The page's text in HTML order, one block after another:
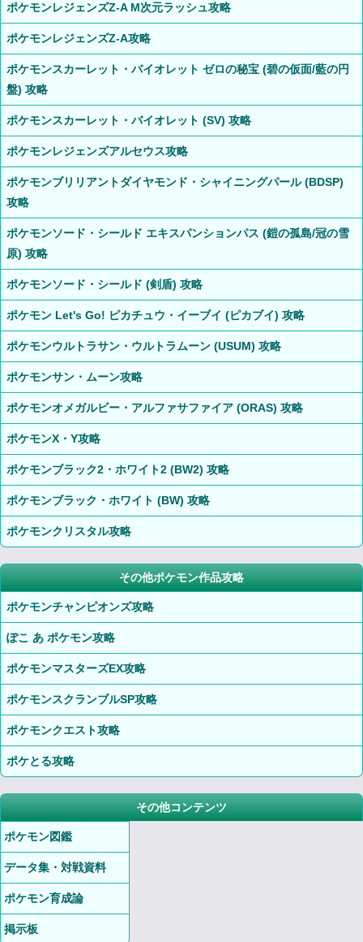
ポケモンレジェンズZ-A M次元ラッシュ攻略
ポケモンレジェンズZ-A攻略
ポケモンスカーレット・バイオレット ゼロの秘宝 (碧の仮面/藍の円
盤) 攻略
ポケモンスカーレット・バイオレット (SV) 攻略
ポケモンレジェンズアルセウス攻略
ポケモンブリリアントダイヤモンド・シャイニングパール (BDSP)
攻略
ポケモンソード・シールド エキスパンションパス (鎧の孤島/冠の雪
原) 攻略
ポケモンソード・シールド (剣盾) 攻略
ポケモン Let's Go! ピカチュウ・イーブイ (ピカブイ) 攻略
ポケモンウルトラサン・ウルトラムーン (USUM) 攻略
ポケモンサン・ムーン攻略
ポケモンオメガルビー・アルファサファイア (ORAS) 攻略
ポケモンX・Y攻略
ポケモンブラック2・ホワイト2 (BW2) 攻略
ポケモンブラック・ホワイト (BW) 攻略
ポケモンクリスタル攻略
その他ポケモン作品攻略
ポケモンチャンピオンズ攻略
ぽこ あ ポケモン攻略
ポケモンマスターズEX攻略
ポケモンスクランブルSP攻略
ポケモンクエスト攻略
ポケとる攻略
その他コンテンツ
ポケモン図鑑
データ集・対戦資料
ポケモン育成論
掲示板